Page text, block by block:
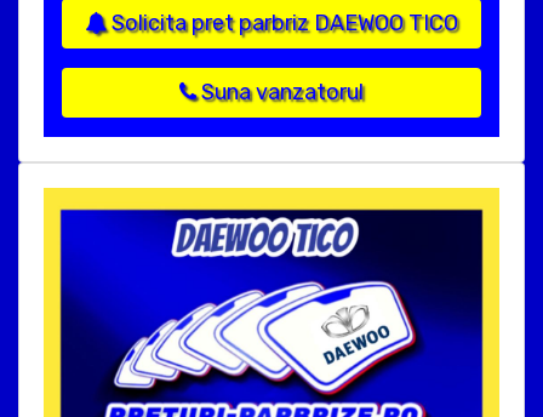
Solicita pret parbriz DAEWOO TICO
Suna vanzatorul